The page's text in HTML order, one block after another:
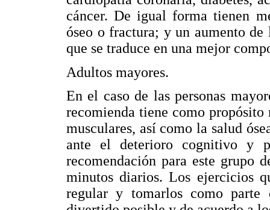
cáncer. De igual forma tienen
óseo o fractura; y un aumento
que se traduce en una mejor
Adultos mayores.
En el caso de las personas
recomienda tiene como
musculares, así como la salud
ante el deterioro cognitivo y
recomendación para este grupo
minutos diarios. Los ejercicios
regular y tomarlos como